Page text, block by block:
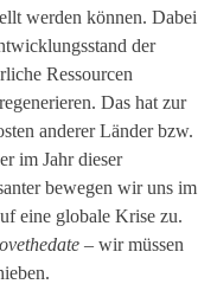
werden können. Dabei
der
Ressourcen
Das hat zur
anderer Länder bzw.
im Jahr dieser
bewegen wir uns im
eine globale Krise zu.
– wir müssen